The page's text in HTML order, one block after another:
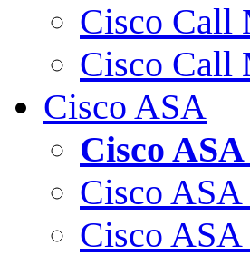
Cisco Call
Cisco Call
Cisco ASA
Cisco
Cisco
Cisco